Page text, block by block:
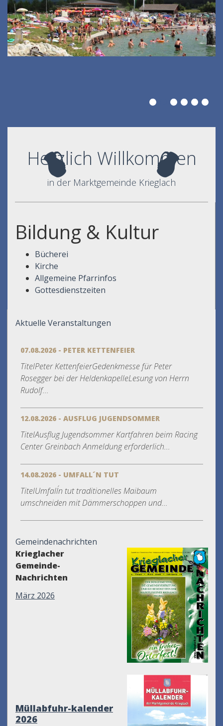
Herzlich Willkommen
in der Marktgemeinde Krieglach
Bildung & Kultur
Bücherei
Kirche
Allgemeine Pfarrinfos
Gottesdienstzeiten
Aktuelle Veranstaltungen
07.08.2026 - PETER KETTENFEIER
TitelPeter KettenfeierGedenkmesse für Peter
Rosegger bei der HeldenkapelleLesung von Herrn
Rudolf...
12.08.2026 - AUSFLUG JUGENDSOMMER
TitelAusflug Jugendsommer Kartfahren beim Racing
Center Greinbach Anmeldung erforderlich...
14.08.2026 - UMFALL´N TUT
TitelUmfall´n tut traditionelles Maibaum
umschneiden mit Dämmerschoppen und...
Gemeindenachrichten
Krieglacher
Gemeinde-
Nachrichten
März 2026
Müllabfuhr-kalender
2026